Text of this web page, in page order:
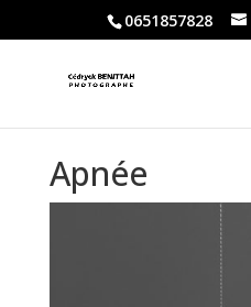
0651857828
Apnée